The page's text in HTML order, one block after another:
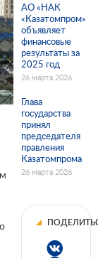
АО «НАК
«Казатомпром»
объявляет
финансовые
результаты за
2025 год
26 марта 2026
Глава
государства
принял
председателя
правления
Казатомпрома
26 марта 2026